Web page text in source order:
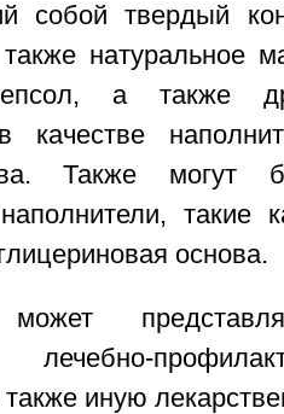
собой твердый
натуральное
а также
качестве
Также могут
такие
основа.
может
лечебно-
также иную